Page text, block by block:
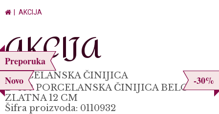
AKCIJA
AKCIJA
Novo -30%
Preporuka
PORCELANSKA ČINIJICA
D-480 PORCELANSKA ČINIJICA BELO
ZLATNA 12 CM
Šifra proizvoda: 0110932